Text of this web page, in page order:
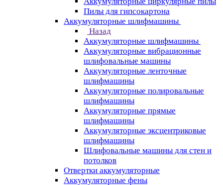
Пилы для гипсокартона
Аккумуляторные шлифмашины
Назад
Аккумуляторные шлифмашины
Аккумуляторные вибрационные
шлифовальные машины
Аккумуляторные ленточные
шлифмашины
Аккумуляторные полировальные
шлифмашины
Аккумуляторные прямые
шлифмашины
Аккумуляторные эксцентриковые
шлифмашины
Шлифовальные машины для стен и
потолков
Отвертки аккумуляторные
Аккумуляторные фены